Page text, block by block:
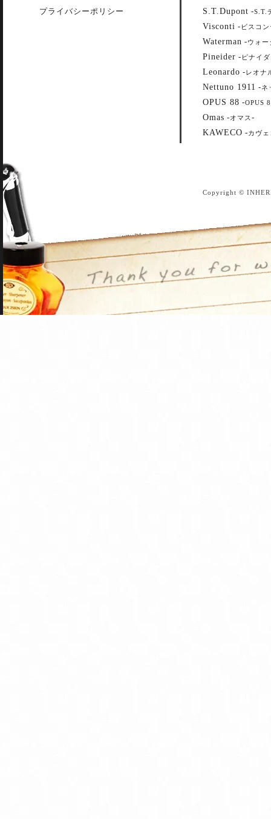
プライバシーポリシー
S.T.Dupont -S.T.
Visconti - ビスコ
Waterman -ウォー
Pineider - ピナイ
Leonardo -レオナ
Nettuno 1911 -ネ
OPUS 88 -OPUS
Omas -オマス -
KAWECO -カヴェ
Copyright ©